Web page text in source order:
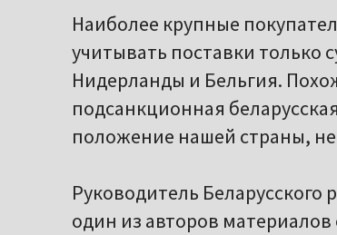
Наиболее крупные
учитывать поставки
Нидерланды и Бельгия.
подсанкционная
положение нашей страны,
Руководитель Беларусского
один из авторов материалов